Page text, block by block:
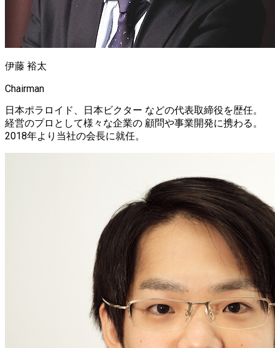
伊藤 裕太
Chairman
日本ポラロイド、日本ビクター などの代表取締役を歴任。
経営のプロとして様々な企業の 顧問や事業開発に携わる。
2018年より当社の会長に就任。